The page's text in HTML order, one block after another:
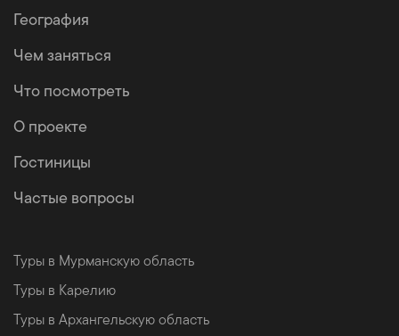
География
Чем заняться
Что посмотреть
О проекте
Гостиницы
Частые вопросы
Туры в Мурманскую область
Туры в Карелию
Туры в Архангельскую область